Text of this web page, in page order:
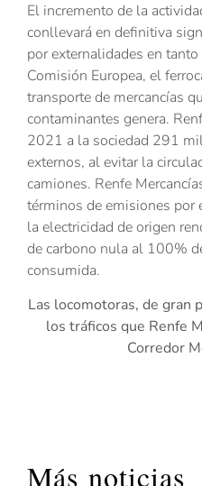
El incremento de la
conllevará en definitiva
por externalidades en
Comisión Europea, el
transporte de mercancías
contaminantes genera.
2021 a la sociedad 291
externos, al evitar la
camiones. Renfe
términos de emisiones
la electricidad de origen
de carbono nula al 100%
consumida.
Las locomotoras, de gran
los tráficos que Renfe
Corredor
Más noticias